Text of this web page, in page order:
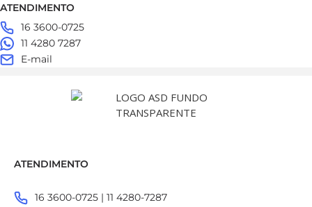
ATENDIMENTO
16 3600-0725
11 4280 7287
E-mail
ATENDIMENTO
16 3600-0725 | 11 4280-7287